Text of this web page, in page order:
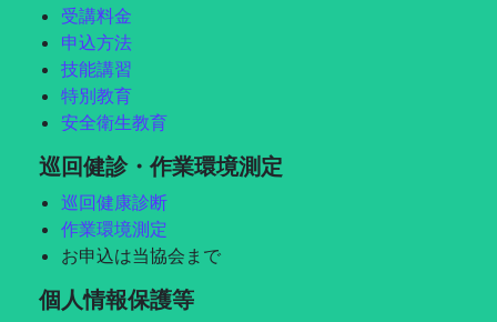
受講料金
申込方法
技能講習
特別教育
安全衛生教育
巡回健診・作業環境測定
巡回健康診断
作業環境測定
お申込は当協会まで
個人情報保護等